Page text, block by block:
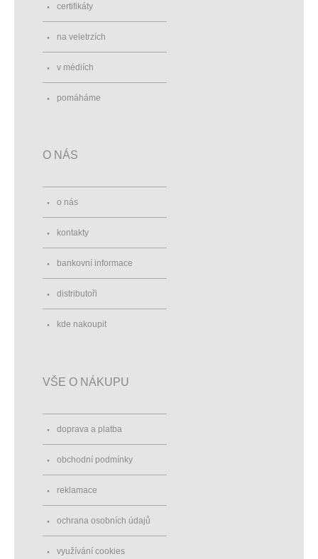
certifikáty
na veletrzích
v médiích
pomáháme
O NÁS
o nás
kontakty
bankovní informace
distributoři
kde nakoupit
VŠE O NÁKUPU
doprava a platba
obchodní podmínky
reklamace
ochrana osobních údajů
využívání cookies